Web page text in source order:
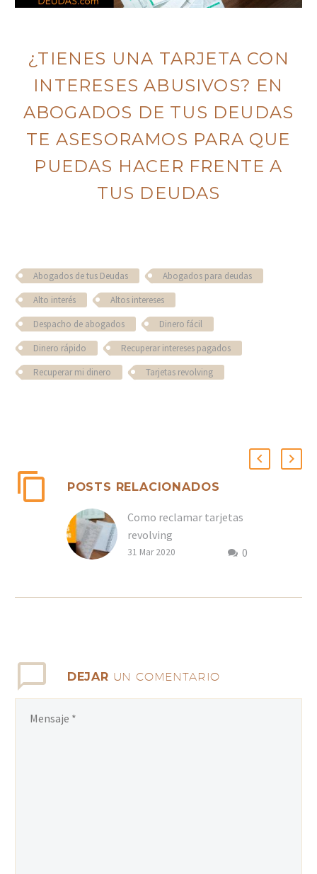
¿TIENES UNA TARJETA CON
INTERESES ABUSIVOS? EN
ABOGADOS DE TUS DEUDAS
TE ASESORAMOS PARA QUE
PUEDAS HACER FRENTE A
TUS DEUDAS
Abogados de tus Deudas
Abogados para deudas
Alto interés
Altos intereses
Despacho de abogados
Dinero fácil
Dinero rápido
Recuperar intereses pagados
Recuperar mi dinero
Tarjetas revolving
POSTS RELACIONADOS
Como reclamar tarjetas
revolving
0
31 Mar 2020
DEJAR UN COMENTARIO